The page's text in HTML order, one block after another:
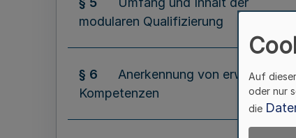
modularen Qualifizierung
§ 6
Anerkennung von erworbenen
Kompetenzen
Auf
oder nur
die